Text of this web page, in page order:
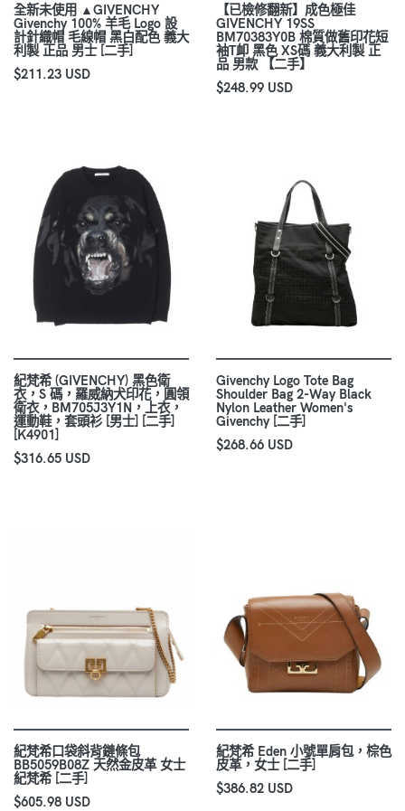
全新未使用 ▲GIVENCHY
Givenchy 100% 羊毛 Logo 設
計針織帽 毛線帽 黑白配色 義大
利製 正品 男士 [二手]
$211.23 USD
【已檢修翻新】成色極佳
GIVENCHY 19SS
BM70383Y0B 棉質做舊印花短
袖T卹 黑色 XS碼 義大利製 正
品 男款 【二手】
$248.99 USD
紀梵希 (GIVENCHY) 黑色衛
衣，S 碼，羅威納犬印花，圓領
衛衣，BM705J3Y1N，上衣，
運動鞋，套頭衫 [男士] [二手]
[K4901]
$316.65 USD
Givenchy Logo Tote Bag
Shoulder Bag 2-Way Black
Nylon Leather Women's
Givenchy [二手]
$268.66 USD
紀梵希口袋斜背鏈條包
BB5059B08Z 天然金皮革 女士
紀梵希 [二手]
$605.98 USD
紀梵希 Eden 小號單肩包，棕色
皮革，女士 [二手]
$386.82 USD